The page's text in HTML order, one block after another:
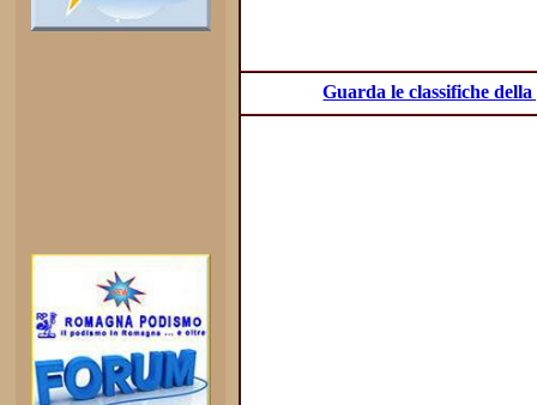
Guarda le classifiche